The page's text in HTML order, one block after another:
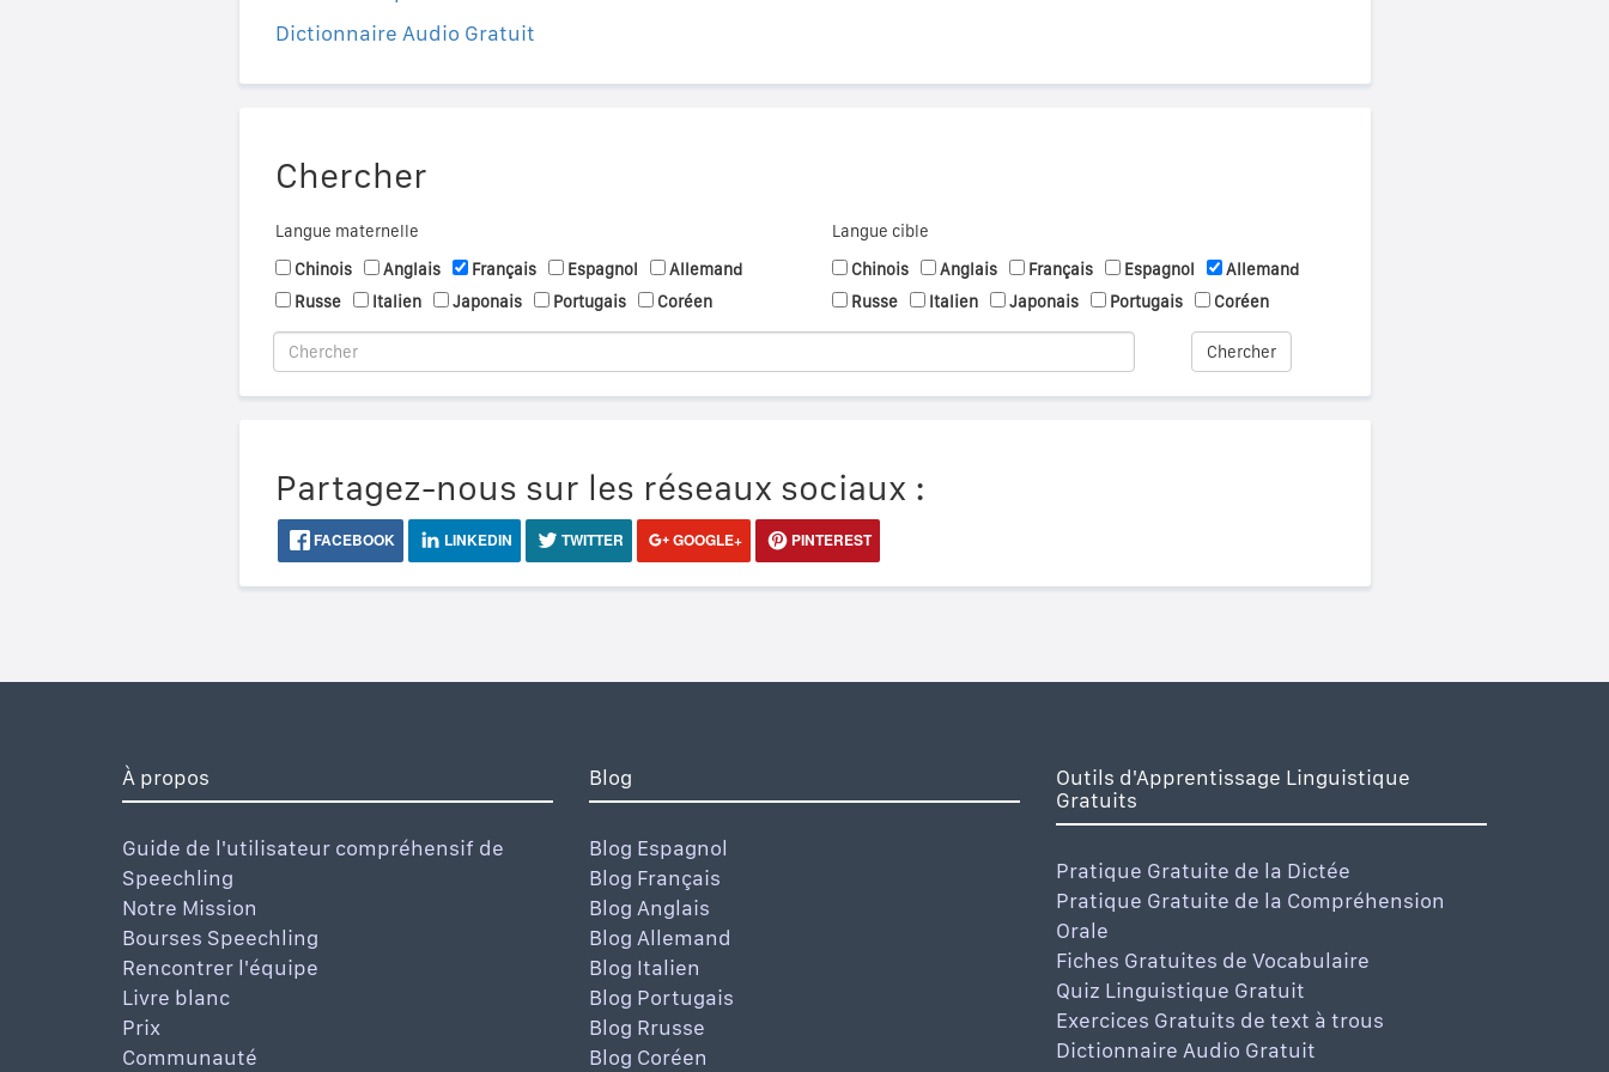
Dictionnaire Audio Gratuit
Chercher
Langue maternelle
Chinois
Anglais Français Espagnol
Allemand
Russe
Italien Japonais Portugais Coréen
Langue cible
Chinois
Anglais Français Espagnol
Allemand
Russe
Italien Japonais Portugais Coréen
Chercher
Partagez-nous sur les réseaux sociaux :
FACEBOOK LINKEDIN TWITTER GOOGLE+ PINTEREST
À propos
Guide de l'utilisateur compréhensif de
Speechling
Notre Mission
Bourses Speechling
Rencontrer l'équipe
Livre blanc
Prix
Communauté
Blog
Blog Espagnol
Blog Français
Blog Anglais
Blog Allemand
Blog Italien
Blog Portugais
Blog Rrusse
Blog Coréen
Outils d'Apprentissage Linguistique
Gratuits
Pratique Gratuite de la Dictée
Pratique Gratuite de la Compréhension
Orale
Fiches Gratuites de Vocabulaire
Quiz Linguistique Gratuit
Exercices Gratuits de text à trous
Dictionnaire Audio Gratuit